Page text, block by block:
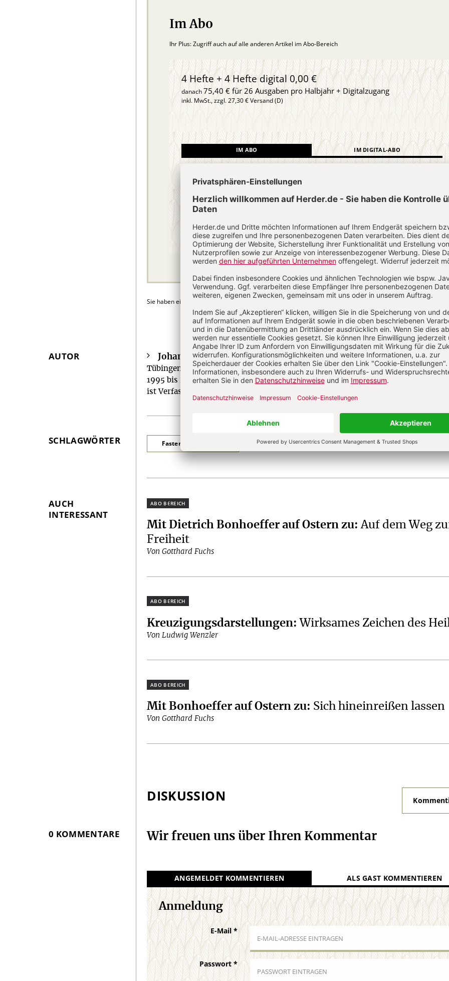
Im Abo
Ihr Plus: Zugriff auch auf alle anderen Artikel im Abo-Bereich
4 Hefte + 4 Hefte digital 0,00 €
danach75,40 € für 26 Ausgaben pro Halbjahr + Digitalzugang
inkl. MwSt., zzgl. 27,30 € Versand (D)
IM ABO IM DIGITAL-ABO
Sie haben ein Abonnement? Anmelden
Überschrift
AUTOR Johannes Röser
nach Studium der Theologie in Freiburg und
Tübingen Journalist, seit 1981 bei CHRIST IN DER GEGENWART, von
1995 bis 2021 Chefredakteur und seitdem Herausgeber. Johannes Röser
ist Verfasser und Herausgeber zahlreicher Bücher.
SCHLAGWÖRTER Fastenmeditationen
AUCH
INTERESSANT
Plus
Mit Dietrich Bonhoeffer auf Ostern zu:Auf dem Weg
Freiheit
Von Gotthard Fuchs
Plus
Kreuzigungsdarstellungen: Wirksames Zeichen des
Von Ludwig Wenzler
Plus
Mit Bonhoeffer auf Ostern zu: Sich hineinreißen lassen
Von Gotthard Fuchs
DISKUSSION
0 KOMMENTARE Wir freuen uns über Ihren Kommentar
ANGEMELDET KOMMENTIEREN ALS GAST KOMMENTIEREN
Anmeldung
E-Mail *
Passwort*